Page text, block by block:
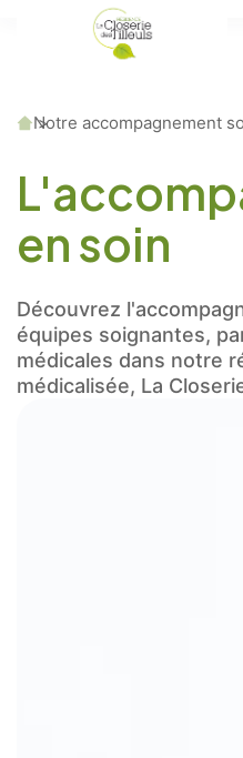
Accueil
Notre accompagnement
en soin
Découvrez
équipes soignantes,
médicales dans notre
médicalisée, La